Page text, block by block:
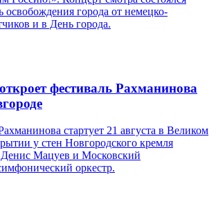
освобождения города от немецко-
и в День города.
фестиваль Рахманинова
стартует 21 августа в Великом
у стен Новгородского кремля
Мацуев и Московский
оркестр.